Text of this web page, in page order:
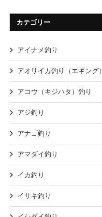
カテゴリー
アイナメ釣り
アオリイカ釣り（エギング）
アコウ（キジハタ）釣り
アジ釣り
アナゴ釣り
アマダイ釣り
イカ釣り
イサキ釣り